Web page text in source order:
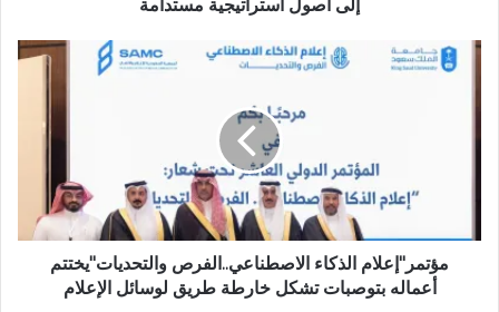
إلى أصول استراتيجية مستدامة
مؤتمر"إعلام الذكاء الاصطناعي..الفرص والتحديات"يختتم
أعماله بتوصبات تشكل خارطة طريق لوسائل الإعلام